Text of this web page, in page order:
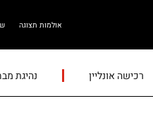
אולמות תצוגה
רכישה אונליין נהיגת